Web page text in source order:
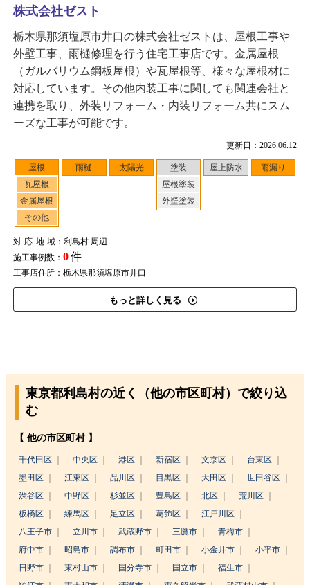
更新日：2026.06.12
屋根
瓦屋根
金属屋根
その他
雨樋 太陽光
塗装
屋根塗装
外壁塗装
屋上防水 雨漏り
対応地域：利島村 周辺
施工事例数： 0件
工事店住所：栃木県那須塩原市井口
もっと詳しく見る
株式会社ゼスト
栃木県那須塩原市井口の株式会社ゼストは、屋根工事や
外壁工事、雨樋修理を行う住宅工事店です。金属屋根
（ガルバリウム鋼板屋根）や瓦屋根等、様々な屋根材に
対応しています。その他内装工事に関しても関連会社と
連携を取り、外装リフォーム・内装リフォーム共にスム
ーズな工事が可能です。
東京都利島村の近く（他の市区町村）で絞り込
む
【 他の市区町村 】
千代田区 中央区 港区 新宿区 文京区
台東区
墨田区
江東区 品川区 目黒区 大田区
世田谷区
渋谷区
中野区 杉並区 豊島区 北区
荒川区
板橋区
練馬区 足立区 葛飾区
江戸川区
八王子市
立川市 武蔵野市 三鷹市
青梅市
府中市
昭島市 調布市 町田市 小金井市
小平市
日野市
東村山市 国分寺市 国立市
福生市